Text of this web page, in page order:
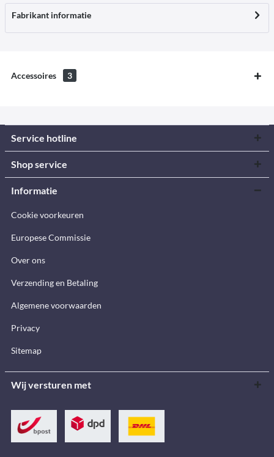
Fabrikant informatie
Accessoires 3
Service hotline
Shop service
Informatie
Cookie voorkeuren
Europese Commissie
Over ons
Verzending en Betaling
Algemene voorwaarden
Privacy
Sitemap
Wij versturen met